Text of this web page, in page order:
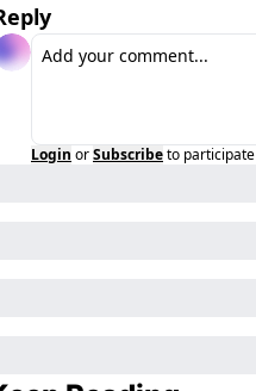
Login orSubscribeto participate